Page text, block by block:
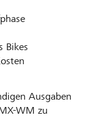
Bikes
Ausgaben
WM zu